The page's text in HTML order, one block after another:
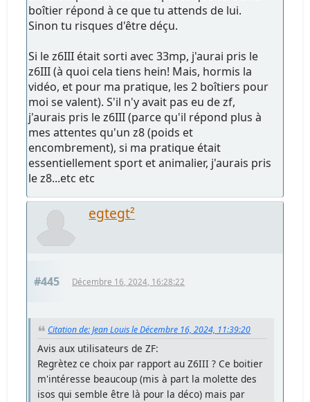
boîtier répond à ce que tu attends de lui.
Sinon tu risques d'être déçu.
Si le z6III était sorti avec 33mp, j'aurai pris le
z6III (à quoi cela tiens hein! Mais, hormis la
vidéo, et pour ma pratique, les 2 boîtiers pour
moi se valent). S'il n'y avait pas eu de zf,
j'aurais pris le z6III (parce qu'il répond plus à
mes attentes qu'un z8 (poids et
encombrement), si ma pratique était
essentiellement sport et animalier, j'aurais pris
le z8...etc etc
egtegt²
#445 Décembre 16, 2024, 16:28:22
Citation de: Jean Louis le Décembre 16, 2024, 11:39:20
Avis aux utilisateurs de ZF:
Regrètez ce choix par rapport au Z6III ? Ce boitier
m'intéresse beaucoup (mis à part la molette des
isos qui semble être là pour la déco) mais par